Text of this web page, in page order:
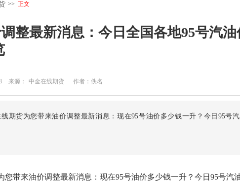
>> 正文
调整最新消息：今日全国各地95号汽
来源： 中金在线期货 作者：佚名
期货为您带来油价调整最新消息：现在95号油价多少钱一升？今日95号
您带来油价调整最新消息：现在95号油价多少钱一升？今日95号汽